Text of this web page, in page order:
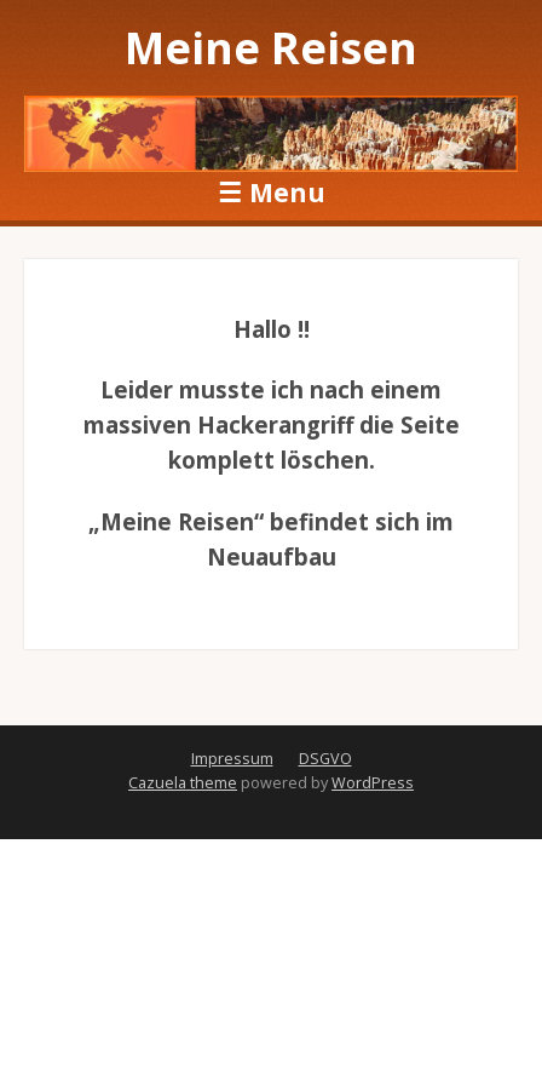
Meine Reisen
☰ Menu
Skip to content
Hallo !!
Leider musste ich nach einem
massiven Hackerangriff die Seite
komplett löschen.
„Meine Reisen“ befindet sich im
Neuaufbau
Impressum
DSGVO
Cazuela theme powered byWordPress